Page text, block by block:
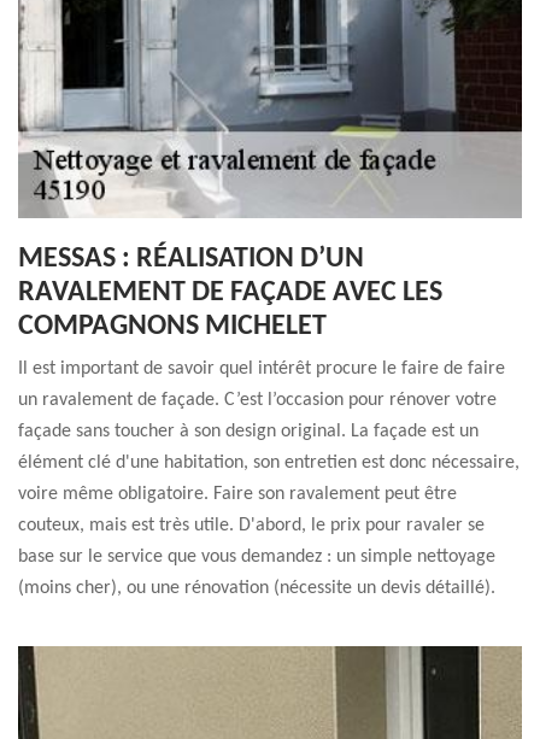
MESSAS : RÉALISATION D’UN
RAVALEMENT DE FAÇADE AVEC LES
COMPAGNONS MICHELET
Il est important de savoir quel intérêt procure le faire de faire
un ravalement de façade. C’est l’occasion pour rénover votre
façade sans toucher à son design original. La façade est un
élément clé d'une habitation, son entretien est donc nécessaire,
voire même obligatoire. Faire son ravalement peut être
couteux, mais est très utile. D'abord, le prix pour ravaler se
base sur le service que vous demandez : un simple nettoyage
(moins cher), ou une rénovation (nécessite un devis détaillé).